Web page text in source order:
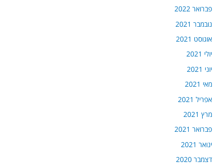
פברואר 2022
נובמבר 2021
אוגוסט 2021
יולי 2021
יוני 2021
מאי 2021
אפריל 2021
מרץ 2021
פברואר 2021
ינואר 2021
דצמבר 2020